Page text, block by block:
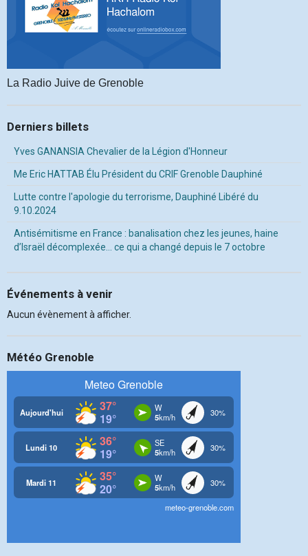
La Radio Juive de Grenoble
Derniers billets
Yves GANANSIA Chevalier de la Légion d'Honneur
Me Eric HATTAB Élu Président du CRIF Grenoble Dauphiné
Lutte contre l'apologie du terrorisme, Dauphiné Libéré du
9.10.2024
Antisémitisme en France : banalisation chez les jeunes, haine
d’Israël décomplexée… ce qui a changé depuis le 7 octobre
Événements à venir
Aucun évènement à afficher.
Météo Grenoble